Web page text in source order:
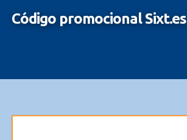
Código promocional Sixt.es